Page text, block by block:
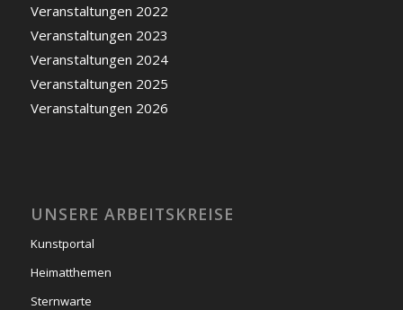
Veranstaltungen 2022
Veranstaltungen 2023
Veranstaltungen 2024
Veranstaltungen 2025
Veranstaltungen 2026
UNSERE ARBEITSKREISE
Kunstportal
Heimatthemen
Sternwarte